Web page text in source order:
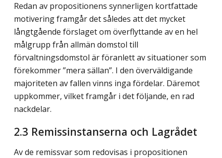
Redan av propositionens synnerligen kortfattade
motivering framgår det således att det mycket
långtgående förslaget om överflyttande av en hel
målgrupp från allmän domstol till
förvaltningsdomstol är föranlett av situationer som
förekommer ”mera sällan”. I den överväldigande
majoriteten av fallen vinns inga fördelar. Däremot
uppkommer, vilket framgår i det följande, en rad
nackdelar.
2.3 Remissinstanserna och Lagrådet
Av de remissvar som redovisas i propositionen